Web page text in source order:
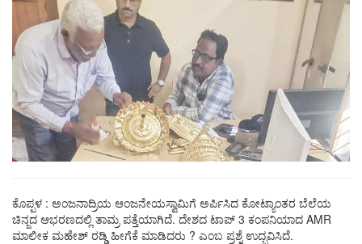
ಕೊಪ್ಪಳ : ಅಂಜನಾದ್ರಿಯ ಆಂಜನೇಯಸ್ವಾಮಿಗೆ ಅರ್ಪಿಸಿದ ಕೋಟ್ಯಾಂತರ ಬೆಲೆಯ
ಚಿನ್ಜದ ಆಭರಣದಲ್ಲಿ ತಾಮ್ರ ಪತ್ತೆಯಾಗಿದೆ. ದೇಶದ ಟಾಪ್ 3 ಕಂಪನಿಯಾದ AMR
ಮಾಲೀಕ ಮಹೇಶ್ ರಡ್ಡಿ ಹೀಗೆಕೆ ಮಾಡಿದರು ? ಎಂಬ ಪ್ರಶ್ನೆ ಉದ್ಭವಿಸಿದೆ.